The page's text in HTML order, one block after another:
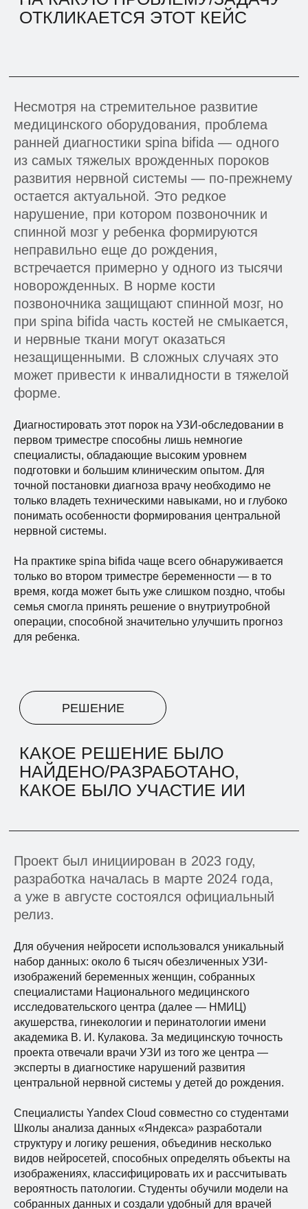
Несмотря на стремительное развитие
медицинского оборудования, проблема
ранней диагностики spina bifida — одного
из самых тяжелых врожденных пороков
развития нервной системы — по-прежнему
остается актуальной. Это редкое
нарушение, при котором позвоночник и
спинной мозг у ребенка формируются
неправильно еще до рождения,
встречается примерно у одного из тысячи
новорожденных. В норме кости
позвоночника защищают спинной мозг, но
при spina bifida часть костей не смыкается,
и нервные ткани могут оказаться
незащищенными. В сложных случаях это
может привести к инвалидности в тяжелой
форме.
Диагностировать этот порок на УЗИ-обследовании в
первом триместре способны лишь немногие
специалисты, обладающие высоким уровнем
подготовки и большим клиническим опытом. Для
точной постановки диагноза врачу необходимо не
только владеть техническими навыками, но и глубоко
понимать особенности формирования центральной
нервной системы.
На практике spina bifida чаще всего обнаруживается
только во втором триместре беременности — в то
время, когда может быть уже слишком поздно, чтобы
семья смогла принять решение о внутриутробной
операции, способной значительно улучшить прогноз
для ребенка.
КАКОЕ РЕШЕНИЕ БЫЛО
НАЙДЕНО/РАЗРАБОТАНО,
КАКОЕ БЫЛО УЧАСТИЕ ИИ
РЕШЕНИЕ
Проект был инициирован в 2023 году,
разработка началась в марте 2024 года,
а уже в августе состоялся официальный
релиз.
Для обучения нейросети использовался уникальный
набор данных: около 6 тысяч обезличенных УЗИ-
изображений беременных женщин, собранных
специалистами Национального медицинского
исследовательского центра (далее — НМИЦ)
акушерства, гинекологии и перинатологии имени
академика В. И. Кулакова. За медицинскую точность
проекта отвечали врачи УЗИ из того же центра —
эксперты в диагностике нарушений развития
центральной нервной системы у детей до рождения.
Специалисты Yandex Cloud совместно со студентами
Школы анализа данных «Яндекса» разработали
структуру и логику решения, объединив несколько
видов нейросетей, способных определять объекты на
изображениях, классифицировать их и рассчитывать
вероятность патологии. Студенты обучили модели на
собранных данных и создали удобный для врачей